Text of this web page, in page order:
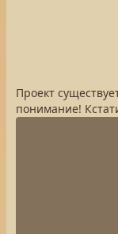
Проект
понимание!